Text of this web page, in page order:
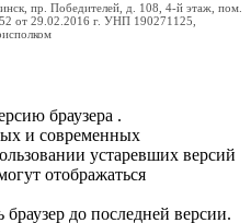
пр. Победителей, д. 108, 4-й этаж, пом.
от 29.02.2016 г. УНП 190271125,
браузера .
и современных
устаревших версий
отображаться
до последней версии.